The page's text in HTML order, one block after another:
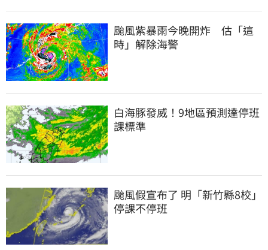
颱風紫暴雨今晚開炸　估「這
時」解除海警
白海豚發威！9地區預測達停班
課標準
颱風假宣布了 明「新竹縣8校」
停課不停班